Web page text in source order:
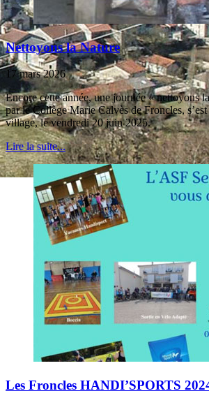
Nettoyons la Nature
17 mars 2026
Encore cette année, une journée « nettoyons
par le Collège Marie Calvès de Froncles,
village, le vendredi 20 juin 2025.
Lire la suite...
Les Froncles HANDI’SPORTS